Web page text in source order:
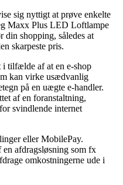
sig nyttigt at prøve enkelte
Maxx Plus LED Loftlampe
shopping, således at
skarpeste pris.
i tilfælde af at en e-shop
kan virke usædvanlig
på en uægte e-handler.
af en foranstaltning,
svindlende internet
eller MobilePay.
afdragsløsning som fx
omkostningerne ude i